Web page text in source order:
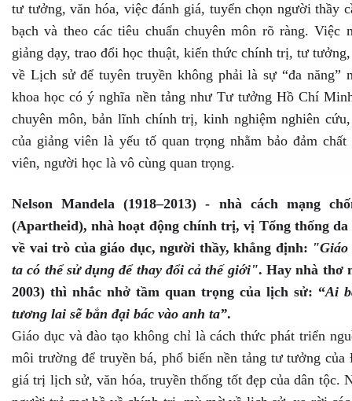
tư tưởng, văn hóa, việc đánh giá, tuyển chọn người thầy
bạch và theo các tiêu chuẩn chuyên môn rõ ràng.
giảng dạy, trao đổi học thuật, kiến thức chính trị, tư
về Lịch sử để tuyên truyền không phải là sự “đa
khoa học có ý nghĩa nền tảng như Tư tưởng Hồ Chí
chuyên môn, bản lĩnh chính trị, kinh nghiệm nghiên
của giảng viên là yếu tố quan trọng nhằm bảo đảm
viên, người học là vô cùng quan trọng.
Nelson Mandela (1918–2013) - nhà cách mạng
(Apartheid), nhà hoạt động chính trị, vị Tổng thống
về vai trò của giáo dục, người thầy, khẳng định:
ta có thể sử dụng để thay đổi cả thế giới". Hay nhà thơ
2003) thì nhắc nhở tầm quan trọng của lịch sử: “Ai
tương lai sẽ bắn đại bác vào anh ta”.
Giáo dục và đào tạo không chỉ là cách thức phát triển
môi trường để truyền bá, phổ biến nền tảng tư tưởng
giá trị lịch sử, văn hóa, truyền thống tốt đẹp của dân tộc.